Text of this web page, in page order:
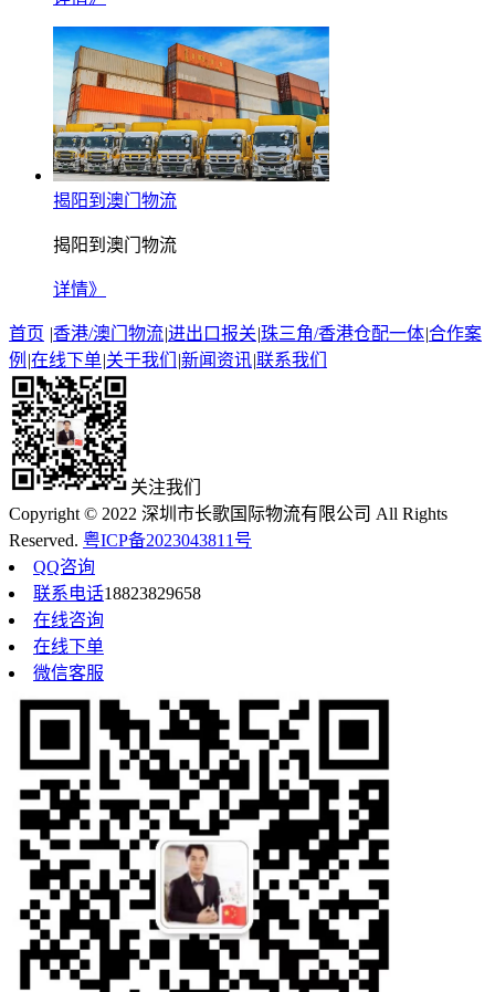
揭阳到澳门物流
揭阳到澳门物流
详情》
首页 |香港/澳门物流|进出口报关|珠三角/香港仓配一体|合作案
例 |在线下单|关于我们 |新闻资讯|联系我们
关注我们
Copyright © 2022 深圳市长歌国际物流有限公司 All Rights
Reserved. 粤ICP备2023043811号
QQ咨询
联系电话18823829658
在线咨询
在线下单
微信客服